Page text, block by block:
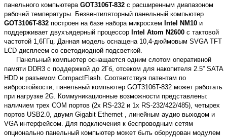
панельного компьютера GOT3106T-832 с расширенным диапазоном
рабочей температуры. Безвентиляторный панельный компьютер
GOT3106T-832 построен на базе набора микросхем Intel NM10 и
поддерживает двухъядерный процессор Intel Atom N2600 с тактовой
частотой 1,6ГГц. Данная модель оснащена 10,4-дюймовым SVGA TFT
LCD дисплеем со светодиодной подсветкой.
Панельный компьютер оснащается одним слотом оперативной
памяти DDR3 с поддержкой до 2Гб, отсеком для накопителя 2.5” SATA
HDD и разъемом CompactFlash. Соответствуя патентам по
вибростойкости, панельный компьютер GOT3106T-832 может работать
при нагрузке 2G. Коммуникационные возможности представлены:
наличием трех COM портов (2х RS-232 и 1х RS-232/422/485), четырех
портов USB2.0, двумя Gigabit Ethernet , линейным аудио выходом и
VGA интерфейсом. Для подключения к беспроводным сетям
опционально панельный компьютер может быть оборудован модулем